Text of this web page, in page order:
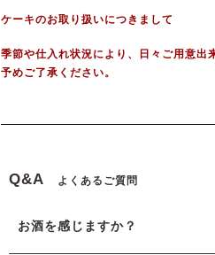
ケーキのお取り扱いにつきまして
季節や仕入れ状況により、日々ご用意出
予めご了承ください。
Q&A よくあるご質問
お酒を感じますか？